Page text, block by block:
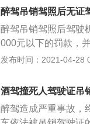
格后，车辆管理人员
分考试信息反馈通知
款，发票保管，到返
醉驾吊销驾照后无证
醉驾吊销驾照后驾驶
000元以下的罚款，
1、在1年内醉酒驾驶
成犯罪的，依法追究
发布时间：2021-04-28
酒驾撞死人驾驶证吊
醉驾造成严重事故，